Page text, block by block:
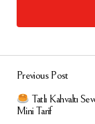
alanlar*ile
Previous Post
Tatlı Kahvaltı
Mini Tarif